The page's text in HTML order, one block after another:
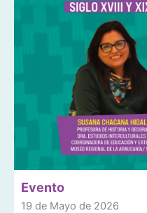
Evento
19 de Mayo de 2026